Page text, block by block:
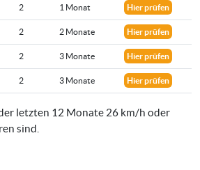
2 1 Monat Hier prüfen
2 2 Monate Hier prüfen
2 3 Monate Hier prüfen
2 3 Monate Hier prüfen
letzten 12 Monate 26 km/h oder
sind.